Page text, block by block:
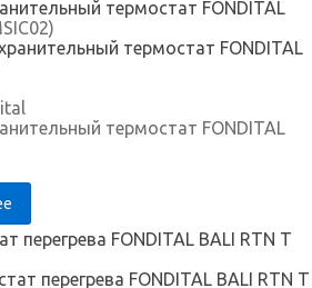
термостат FONDITAL
)
термостат FONDITAL
перегрева FONDITAL BALI RTN T